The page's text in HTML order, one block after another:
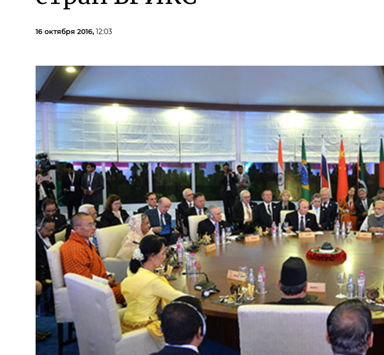
16 октября 2016, 12:03